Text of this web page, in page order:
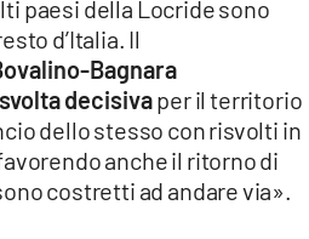
paesi della Locride sono
d’Italia. Il
Bagnara
svolta decisivaper il territorio
dello stesso con risvolti in
anche il ritorno di
costretti ad andare via».